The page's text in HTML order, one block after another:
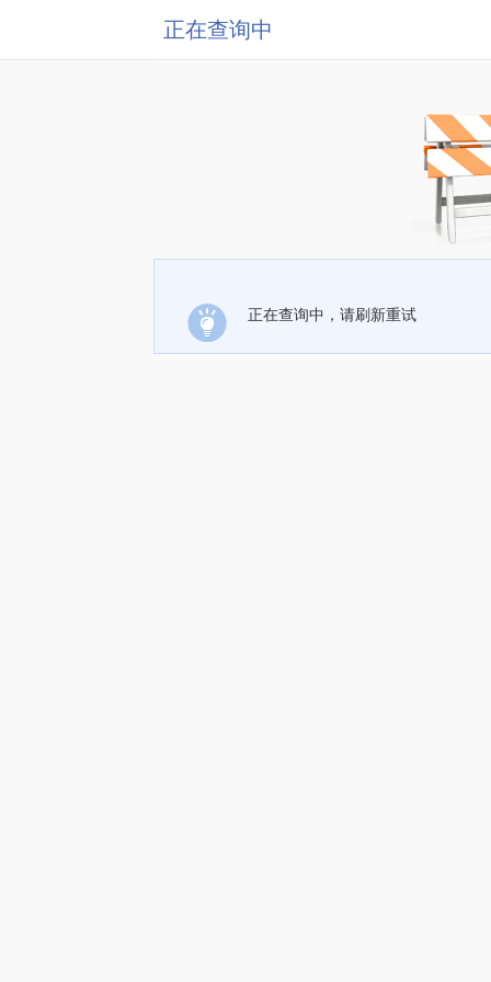
正在查询中
正在查询中，请刷新重试